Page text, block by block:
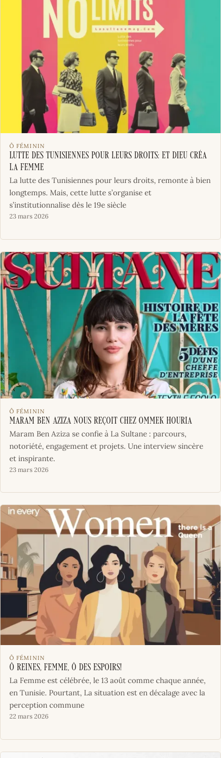
Ô FÉMININ
Lutte des tunisiennes pour leurs droits: Et Dieu créa
la femme
La lutte des Tunisiennes pour leurs droits, remonte à bien
longtemps. Mais, cette lutte s’organise et
s’institutionnalise dès le 19e siècle
23 mars 2026
Ô FÉMININ
Maram Ben Aziza nous reçoit chez Ommek Houria
Maram Ben Aziza se confie à La Sultane : parcours,
notoriété, engagement et projets. Une interview sincère
et inspirante.
23 mars 2026
Ô FÉMININ
Ô Reines, femme, Ô Des espoirs!
La Femme est célébrée, le 13 août comme chaque année,
en Tunisie. Pourtant, La situation est en décalage avec la
perception commune
22 mars 2026